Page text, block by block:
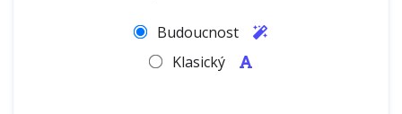
Budoucnost
Klasický